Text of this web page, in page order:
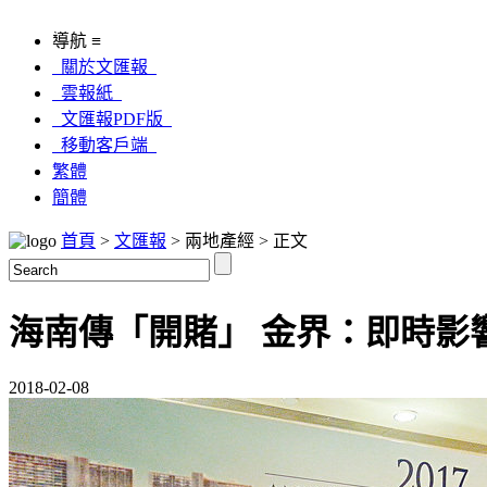
導航 ≡
關於文匯報
雲報紙
文匯報PDF版
移動客戶端
繁體
簡體
首頁 > 文匯報 > 兩地產經 > 正文
海南傳「開賭」 金界：即時影
2018-02-08